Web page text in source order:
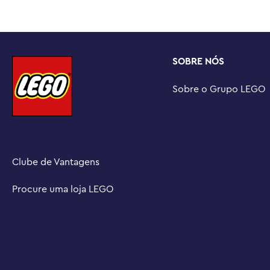
de construção diferentes inspiradas em suas maiores
DIMENSÕES – Este conjunto LEGO® 3 em 1 de
de brinquedo com mais de 13 cm de altura, 17 cm de
Clube de Vantagens
Procure uma loja LEGO
SOBRE NÓS
Sobre o Grupo LEGO